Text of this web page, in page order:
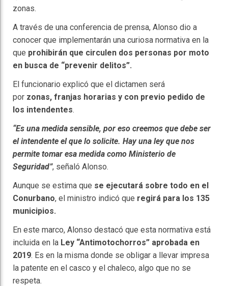
zonas.
A través de una conferencia de prensa, Alonso dio a
conocer que implementarán una curiosa normativa en la
que prohibirán que circulen dos personas por moto
en busca de “prevenir delitos”.
El funcionario explicó que el dictamen será
por zonas, franjas horarias y con previo pedido de
los intendentes.
“Es una medida sensible, por eso creemos que debe ser
el intendente el que lo solicite. Hay una ley que nos
permite tomar esa medida como Ministerio de
Seguridad”, señaló Alonso.
Aunque se estima que se ejecutará sobre todo en el
Conurbano, el ministro indicó que regirá para los 135
municipios.
En este marco, Alonso destacó que esta normativa está
incluida en la Ley “Antimotochorros” aprobada en
2019. Es en la misma donde se obligar a llevar impresa
la patente en el casco y el chaleco, algo que no se
respeta.